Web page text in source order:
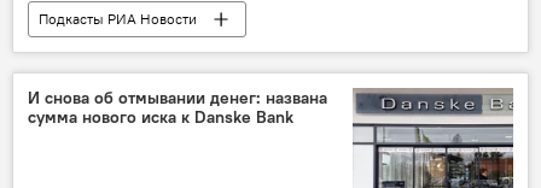
Подкасты РИА Новости
Радио Sputnik Латвия
фильм
Голливуд
И снова об отмывании денег: названа
сумма нового иска к Danske Bank